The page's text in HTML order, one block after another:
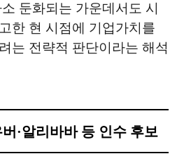
둔화되는 가운데서도 시
한 현 시점에 기업가치를
는 전략적 판단이라는 해석
·알리바바 등 인수 후보